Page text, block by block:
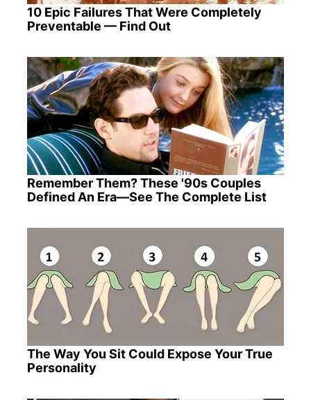
10 Epic Failures That Were Completely
Preventable — Find Out
Remember Them? These '90s Couples
Defined An Era—See The Complete List
The Way You Sit Could Expose Your True
Personality